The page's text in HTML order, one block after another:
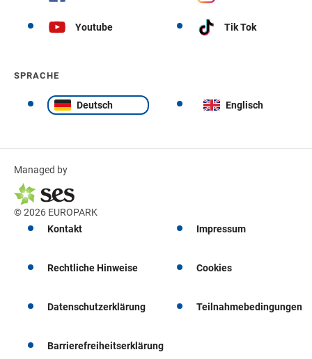
Youtube Tik Tok
SPRACHE
Deutsch Englisch
Managed by
© 2026 EUROPARK
Kontakt
Impressum
Rechtliche Hinweise Cookies
Datenschutzerklärung Teilnahmebedingungen
Barrierefreiheitserklärung